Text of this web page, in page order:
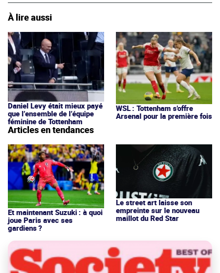
À lire aussi
Daniel Levy était mieux payé
que l’ensemble de l’équipe
féminine de Tottenham
WSL : Tottenham s'offre
Arsenal pour la première fois
Articles en tendances
Et maintenant Suzuki : à quoi
joue Paris avec ses
gardiens ?
Le street art laisse son
empreinte sur le nouveau
maillot du Red Star